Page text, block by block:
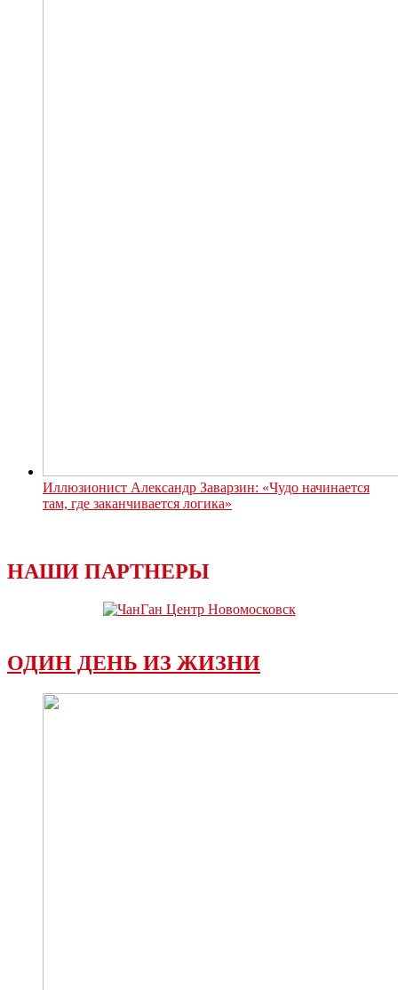
Иллюзионист Александр Заварзин: «Чудо начинается
там, где заканчивается логика»
НАШИ ПАРТНЕРЫ
ОДИН ДЕНЬ ИЗ ЖИЗНИ